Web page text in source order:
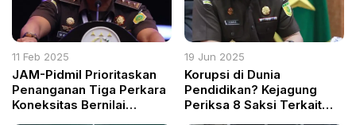
11 Feb 2025
JAM-Pidmil Prioritaskan
Penanganan Tiga Perkara
Koneksitas Bernilai
19 Jun 2025
Korupsi di Dunia
Pendidikan? Kejagung
Periksa 8 Saksi Terkait